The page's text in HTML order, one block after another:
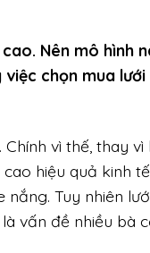
Nên mô hình
chọn mua
vì thế, thay
hiệu quả kinh
Tuy nhiên
vấn đề nhiều bà